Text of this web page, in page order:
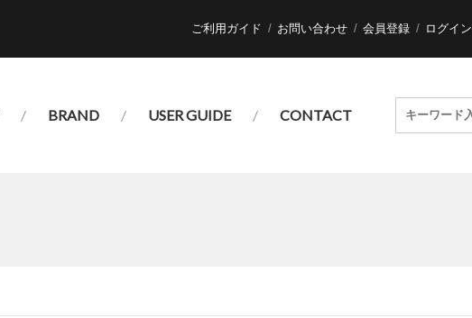
ご利用ガイド お問い合わせ 会員登録 ログイン
BRAND USER GUIDE CONTACT